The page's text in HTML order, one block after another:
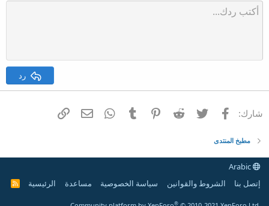
رد
شارك: فيسبوك تويتر Reddit
Pinterest
Tumblr
WhatsAppالبريد الإلكتروني
مطبخ المنتدى
إتصل بنا
الشروط والقوانين سياسة الخصوصية مساعدة الرئيسية
R
®